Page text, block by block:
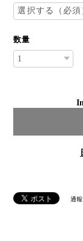
数量
通